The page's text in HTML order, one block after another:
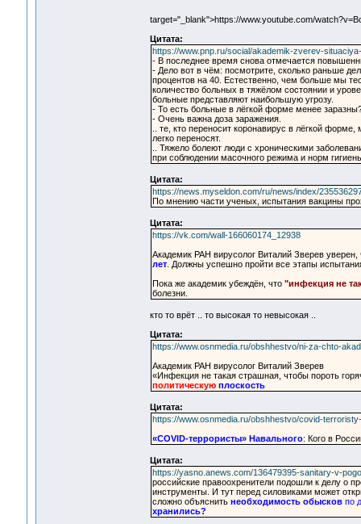
target="_blank">https://www.youtube.com/
Цитата:
https://www.pnp.ru/social/akademik-zverev-
- В последнее время снова отмечается
- Дело вот в чём: посмотрите, сколько раньше
процентов на 40. Естественно, чем больше мы
количество больных в тяжёлом состоянии и
больные представляют наибольшую угрозу.
- То есть больные в лёгкой форме менее
- Очень важна доза заражения.
.. те, кто переносит коронавирус в лёгкой
легко переносят.
.. Тяжело болеют люди с хроническими
при соблюдении масочного режима и норм
Цитата:
https://news.myseldon.com/ru/news/index/
По мнению части ученых, испытания вакцины
Цитата:
https://vk.com/wall-166060174_12938
Академик РАН вирусолог Виталий Зверев
лет. Должны успешно пройти все этапы
Пока же академик убеждён, что "инфекция не
болезни.
кто то врёт .. то высокая то невысокая ..
Цитата:
https://www.osnmedia.ru/obshhestvo/ni-za-chto-
Академик РАН вирусолог Виталий Зверев
«Инфекция не такая страшная, чтобы пороть
политическуюплоскость
Цитата:
https://www.osnmedia.ru/obshhestvo/covid-
«COVID-террористы» Навального: Кого в
Цитата:
https://yasno.anews.com/136479395-sanitary-v-
российские правоохренители подошли к делу о
инструменты. И тут перед силовиками может
сложно объяснить необходимость обысковпо
хранились?